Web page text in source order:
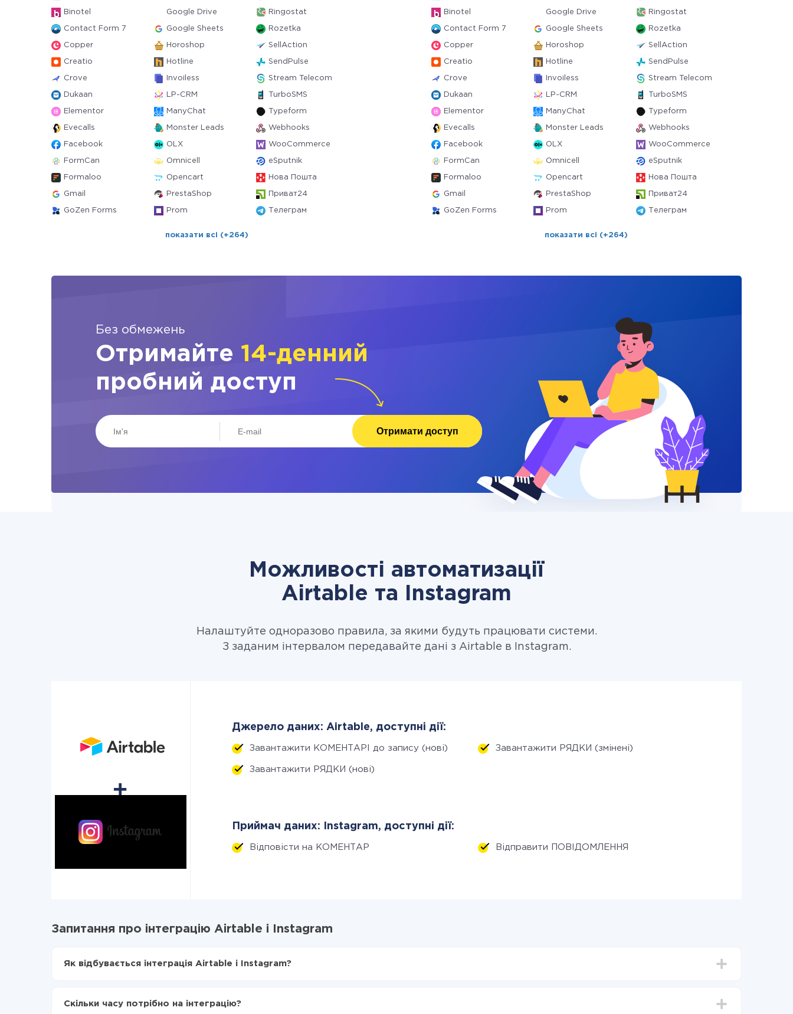
Binotel Google Drive Ringostat
Contact Form 7 Google Sheets Rozetka
Copper Horoshop SellAction
Creatio Hotline SendPulse
Crove Invoiless Stream Telecom
Dukaan LP-CRM TurboSMS
Elementor ManyChat Typeform
Evecalls Monster Leads Webhooks
Facebook OLX WooCommerce
FormCan Omnicell eSputnik
Formaloo Opencart Нова Пошта
Gmail PrestaShop Приват24
GoZen Forms Prom Телеграм
показати всі (+264)
Binotel Google Drive Ringostat
Contact Form 7 Google Sheets Rozetka
Copper Horoshop SellAction
Creatio Hotline SendPulse
Crove Invoiless Stream Telecom
Dukaan LP-CRM TurboSMS
Elementor ManyChat Typeform
Evecalls Monster Leads Webhooks
Facebook OLX WooCommerce
FormCan Omnicell eSputnik
Formaloo Opencart Нова Пошта
Gmail PrestaShop Приват24
GoZen Forms Prom Телеграм
показати всі (+264)
Без обмежень
Отримайте 14-денний
пробний доступ
Отримати доступ
Можливості автоматизації
Airtable та Instagram
Налаштуйте одноразово правила, за якими будуть працювати системи.
З заданим інтервалом передавайте дані з Airtable в Instagram.
Джерело даних: Airtable, доступні дії:
Завантажити КОМЕНТАРІ до запису (нові) Завантажити РЯДКИ (змінені)
Завантажити РЯДКИ (нові)
Приймач даних: Instagram, доступні дії:
Відповісти на КОМЕНТАР Відправити ПОВІДОМЛЕННЯ
Запитання про інтеграцію Airtable і Instagram
Як відбувається інтеграція Airtable і Instagram?
Включаєте автооновлення
Скільки часу потрібно на інтеграцію?